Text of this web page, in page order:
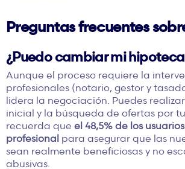
Preguntas frecuentes
¿Puedo cambiar mi
Aunque el proceso requiere la
profesionales (notario, gestor y
lidera la negociación. Puedes
inicial y la búsqueda de ofertas por
recuerda que el 48,5% de los
profesional para asegurar que las
sean realmente beneficiosas y no
abusivas.